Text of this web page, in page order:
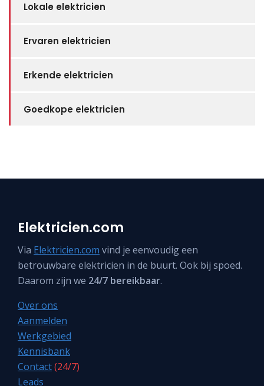
Lokale elektricien
Ervaren elektricien
Erkende elektricien
Goedkope elektricien
Elektricien.com
Via Elektricien.com vind je eenvoudig een
betrouwbare elektricien in de buurt. Ook bij spoed.
Daarom zijn we 24/7 bereikbaar.
Over ons
Aanmelden
Werkgebied
Kennisbank
Contact(24/7)
Leads